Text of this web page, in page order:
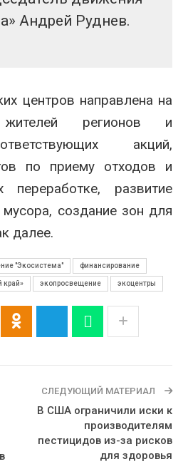
Андрей Руднев.
центров направлена на
жителей регионов и
акций,
по приему отходов и
развитие
создание зон для
далее.
"Экосистема" финансирование
край» экопросвещение экоцентры
СЛЕДУЮЩИЙ МАТЕРИАЛ
В США ограничили иски к
производителям
пестицидов из-за рисков
для здоровья